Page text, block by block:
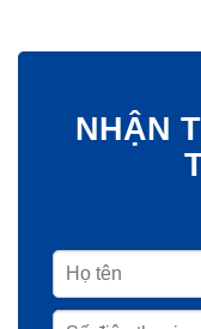
NHẬN